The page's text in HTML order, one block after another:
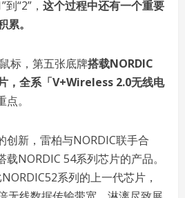
“2”， 这个过程中还有一个重要
累。
标，第五张底牌搭载NORDIC
，全系「V+Wireless 2.0无线电
。
创新，雷柏与NORDIC联手合
NORDIC 54系列芯片的产品。
系列的上一代芯片，